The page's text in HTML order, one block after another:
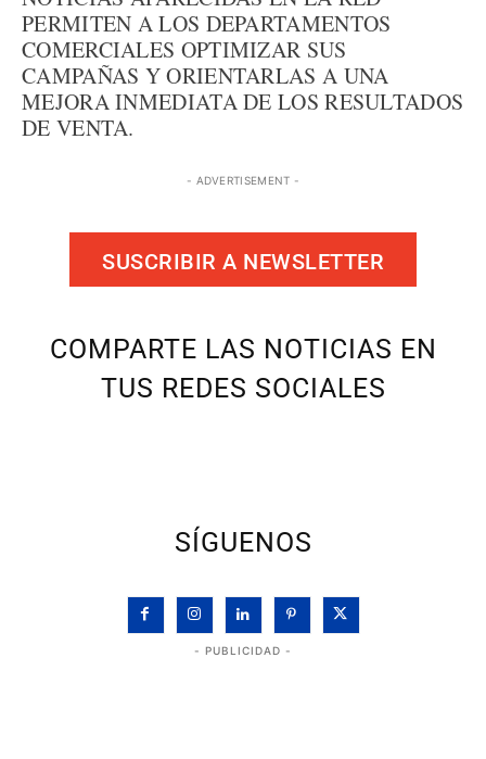
PERMITEN A LOS DEPARTAMENTOS
COMERCIALES OPTIMIZAR SUS
CAMPAÑAS Y ORIENTARLAS A UNA
MEJORA INMEDIATA DE LOS RESULTADOS
DE VENTA.
- ADVERTISEMENT -
SUSCRIBIR A NEWSLETTER
COMPARTE LAS NOTICIAS EN
TUS REDES SOCIALES
SÍGUENOS
- PUBLICIDAD -